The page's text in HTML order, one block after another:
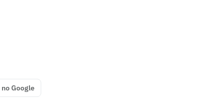
Google